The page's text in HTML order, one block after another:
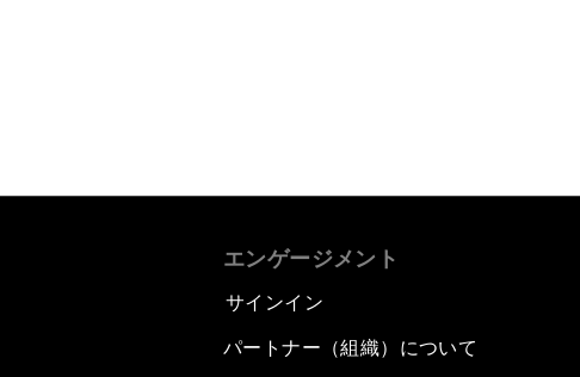
エンゲージメント
サインイン
パートナー（組織）について